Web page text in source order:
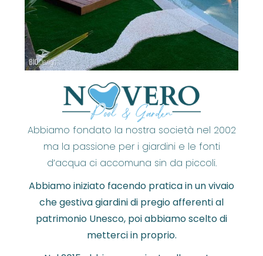
Abbiamo fondato la nostra società nel 2002
ma la passione per i giardini e le fonti
d’acqua ci accomuna sin da piccoli.
Abbiamo iniziato facendo pratica in un vivaio
che gestiva giardini di pregio afferenti al
patrimonio Unesco, poi abbiamo scelto di
metterci in proprio.